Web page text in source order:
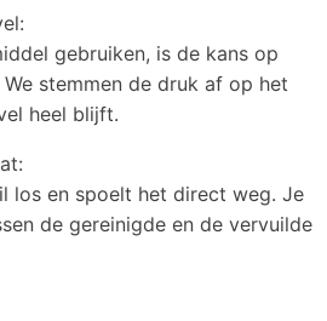
gebruiken, is de kans op
stemmen de druk af op het
heel blijft.
los en spoelt het direct weg. Je
de gereinigde en de vervuilde